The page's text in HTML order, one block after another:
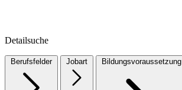
Detailsuche
Berufsfelder Jobart Bildungsvoraussetzung